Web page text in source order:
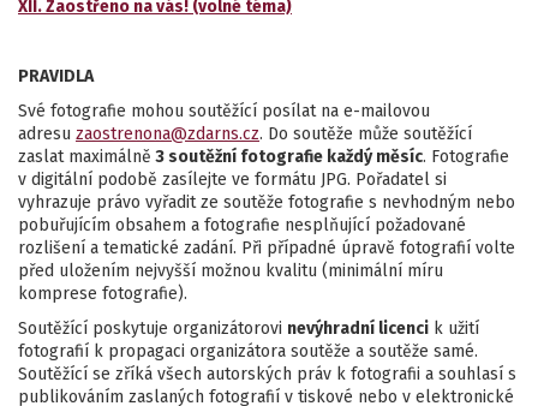
XII. Zaostřeno na vás! (volné téma)
PRAVIDLA
Své fotografie mohou soutěžící posílat na e-mailovou
adresu zaostrenona@zdarns.cz. Do soutěže může soutěžící
zaslat maximálně 3 soutěžní fotografie každý měsíc. Fotografie
v digitální podobě zasílejte ve formátu JPG. Pořadatel si
vyhrazuje právo vyřadit ze soutěže fotografie s nevhodným nebo
pobuřujícím obsahem a fotografie nesplňující požadované
rozlišení a tematické zadání. Při případné úpravě fotografií volte
před uložením nejvyšší možnou kvalitu (minimální míru
komprese fotografie).
Soutěžící poskytuje organizátorovi nevýhradní licenci k užití
fotografií k propagaci organizátora soutěže a soutěže samé.
Soutěžící se zříká všech autorských práv k fotografii a souhlasí s
publikováním zaslaných fotografií v tiskové nebo v elektronické